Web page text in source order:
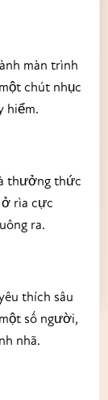
màn trình
chút nhục
hiểm.
thưởng thức
ở rìa cực
ra.
thích sâu
số người,
nhã.